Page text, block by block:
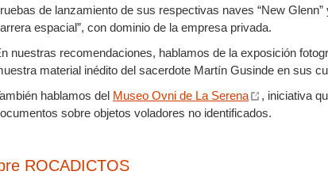
de lanzamiento de sus respectivas naves “New
espacial”, con dominio de la empresa privada.
nuestras recomendaciones, hablamos de la exposición
material inédito del sacerdote Martín Gusinde en sus
hablamos del Museo Ovni de La Serena
, iniciativa
sobre objetos voladores no identificados.
ROCADICTOS